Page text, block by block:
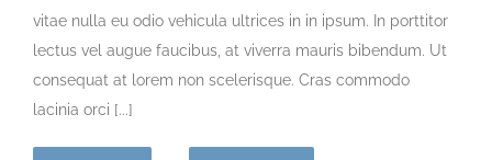
vitae nulla eu odio vehicula ultrices in in ipsum. In porttitor
lectus vel augue faucibus, at viverra mauris bibendum. Ut
consequat at lorem non scelerisque. Cras commodo
lacinia orci [...]